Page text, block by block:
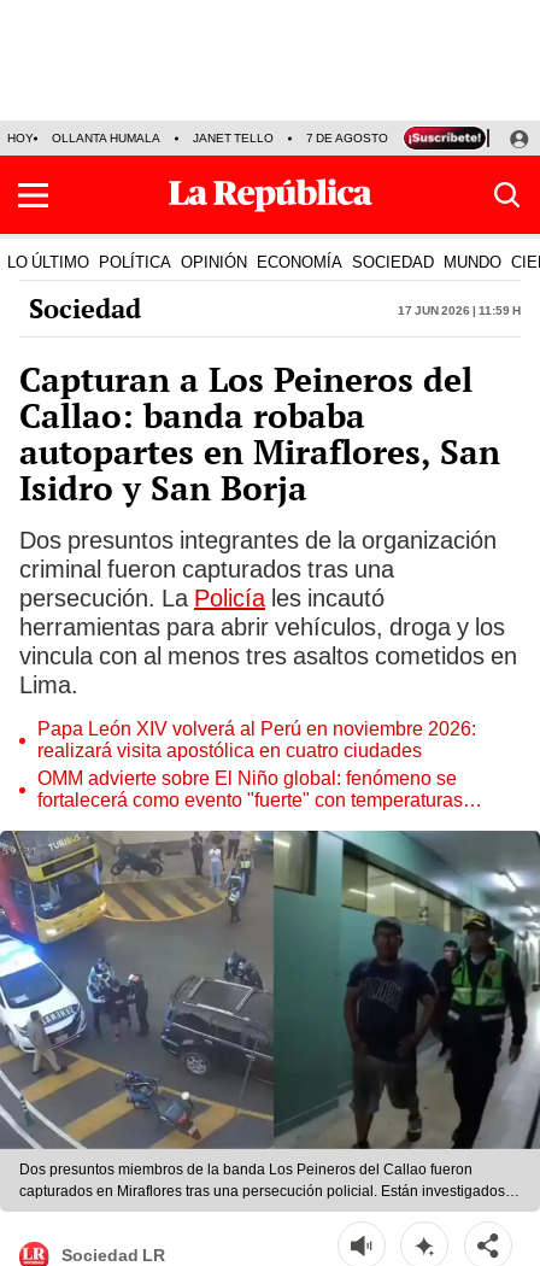
HOY OLLANTA HUMALA JANET TELLO 7 DE AGOSTO TINKA RESULTADOS
LO ÚLTIMO POLÍTICA OPINIÓN ECONOMÍA SOCIEDAD MUNDO
Sociedad 17 Jun 2026 | 11:59 h
Capturan a Los Peineros del
Callao: banda robaba
autopartes en Miraflores, San
Isidro y San Borja
Dos presuntos integrantes de la organización
criminal fueron capturados tras una
persecución. La Policíales incautó
herramientas para abrir vehículos, droga y los
vincula con al menos tres asaltos cometidos en
Lima.
Papa León XIV volverá al Perú en noviembre 2026:
realizará visita apostólica en cuatro ciudades
OMM advierte sobre El Niño global: fenómeno se
fortalecerá como evento "fuerte" con temperaturas
Dos presuntos miembros de la banda Los Peineros del Callao fueron
capturados en Miraflores tras una persecución policial. Están investigados
por robos de autopartes en Lima. | Exitosa
Sociedad LR